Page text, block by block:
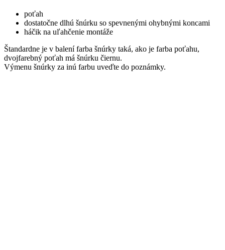
poťah
dostatočne dlhú šnúrku so spevnenými ohybnými koncami
háčik na uľahčenie montáže
Štandardne je v balení farba šnúrky taká, ako je farba poťahu,
dvojfarebný poťah má šnúrku čiernu.
Výmenu šnúrky za inú farbu uveďte do poznámky.